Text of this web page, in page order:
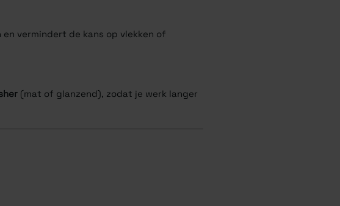
vermindert de kans op vlekken of
(mat of glanzend), zodat je werk langer